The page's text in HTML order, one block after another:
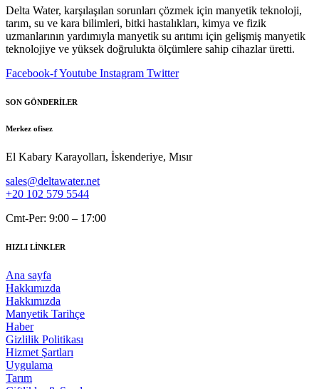
Delta Water, karşılaşılan sorunları çözmek için manyetik teknoloji,
tarım, su ve kara bilimleri, bitki hastalıkları, kimya ve fizik
uzmanlarının yardımıyla manyetik su arıtımı için gelişmiş manyetik
teknolojiye ve yüksek doğrulukta ölçümlere sahip cihazlar üretti.
Facebook-fYoutube Instagram Twitter
SON GÖNDERİLER
Merkez ofisez
El Kabary Karayolları, İskenderiye, Mısır
sales@deltawater.net
+20 102 579 5544
Cmt-Per: 9:00 – 17:00
HIZLI LİNKLER
Ana sayfa
Hakkımızda
Hakkımızda
Manyetik Tarihçe
Haber
Gizlilik Politikası
Hizmet Şartları
Uygulama
Tarım